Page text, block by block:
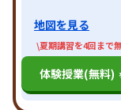
地図を見る
\夏期講習を4回まで
体験授業(無料)